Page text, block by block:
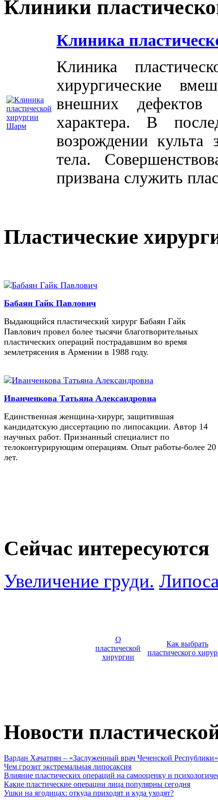
Клиники
Клиника
Клиника
хирургические
внешних дефектов
характера. В
возрождении культа
тела.
призвана служить
Пластические
Бабаян Гайк Павлович
Выдающийся пластический хирург Бабаян Гайк
Павлович провел более тысячи благотворительных
пластических операций пострадавшим во время
землетрясения в Армении в 1988 году.
Иванченкова Татьяна Александровна
Единственная женщина-хирург, защитившая
кандидатскую диссертацию по липосакции. Автор 14
научных работ. Признанный специалист по
телоконтурирующим операциям. Опыт работы-более 20
лет.
Сейчас интересуются
Увеличение груди.
О
пластической
хирургии
Как выбрать
пластического
Новости
Вардан Хачатрян – «Заслуженный врач Чеченской Республики»
Чем грозит экстремальная липосаксия
Влияние пластических операций на самооценку и
Какие пластические операции лица популярны сегодня
Ушки на ягодицах: откуда приходят и куда уходят?